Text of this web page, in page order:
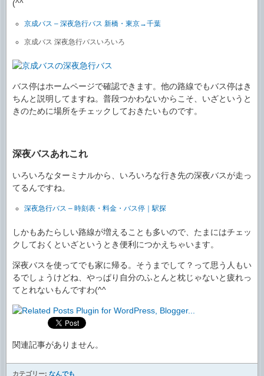
(^^ゞ
京成バス – 深夜急行バス 新橋・東京→千葉
京成バス 深夜急行バスいろいろ
バス停はホームページで確認できます。他の路線でもバス停はき
ちんと説明してますね。普段つかわないからこそ、いざというと
きのために場所をチェックしておきたいものです。
深夜バスあれこれ
いろいろなターミナルから、いろいろな行き先の深夜バスが走っ
てるんですね。
深夜急行バス – 時刻表・料金・バス停｜駅探
しかもあたらしい路線が増えることも多いので、たまにはチェッ
クしておくといざというとき便利につかえちゃいます。
深夜バスを使ってでも家に帰る。そうまでして？って思う人もい
るでしょうけどね、やっぱり自分のふとんと枕じゃないと疲れっ
てとれないもんですわ(^^ゞ
関連記事がありません。
カテゴリー: なんでも